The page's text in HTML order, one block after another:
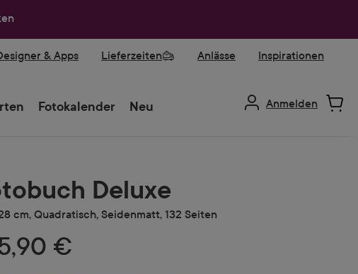
& Apps Lieferzeiten Anlässe Inspirationen
Fotokalender Neu Anmelden
Deluxe
cm, Quadratisch, Seidenmatt, 132 Seiten
€